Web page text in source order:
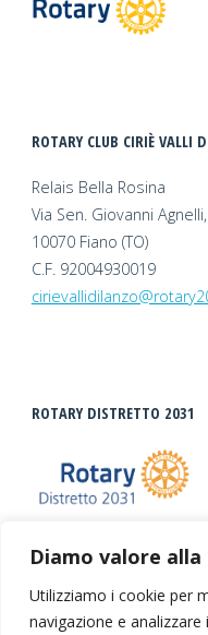
Diamo valore
Utilizziamo i cookie per
navigazione e
ROTARY CLUB CIRIÈ VALLI
Relais Bella Rosina
Via Sen. Giovanni
10070 Fiano (TO)
C.F. 92004930019
ROTARY DISTRETTO 2031
©2026 Rotary Club